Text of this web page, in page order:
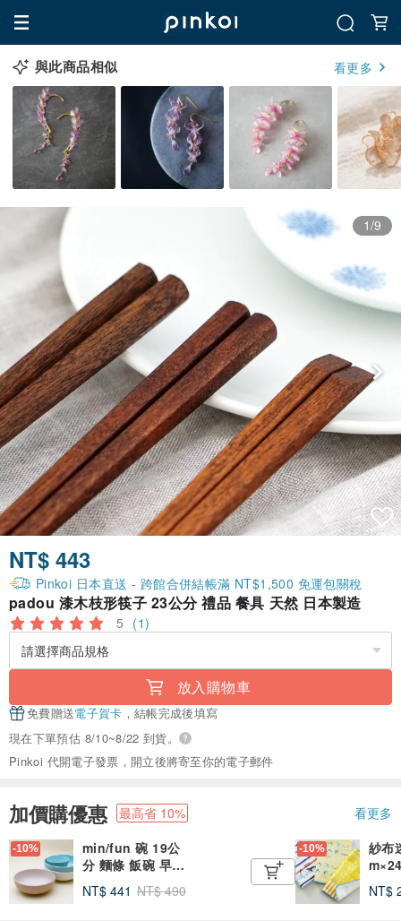
與此商品相似 看更多
1/9
NT$ 443
Pinkoi 日本直送 - 跨館合併結帳滿 NT$1,500 免運包關稅
padou 漆木枝形筷子 23公分 禮品 餐具 天然 日本製造
5 (1)
放入購物車
免費贈送電子賀卡 ，結帳完成後填寫
現在下單預估 8/10~8/22 到貨。
Pinkoi 代開電子發票，開立後將寄至你的電子郵件
加價購優惠 最高省 10% 看更多
-10%
min/fun 碗 19公
分 麵條 飯碗 早
童 可愛 日本
NT$ 441 NT$ 490
-10%
紗布
便當
NT$